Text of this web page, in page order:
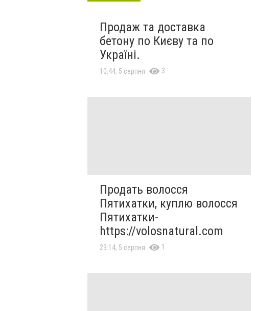
Продаж та доставка
бетону по Києву та по
Україні.
10:44, 5 серпня 3
Продать волосся
Пятихатки, куплю волосся
Пятихатки-
https://volosnatural.com
23:14, 5 серпня 1